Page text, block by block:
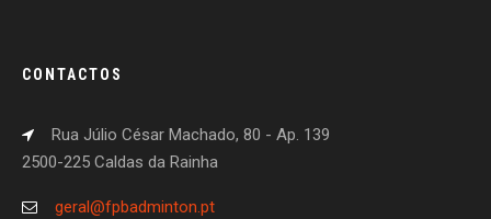
CONTACTOS
Rua Júlio César Machado, 80 - Ap. 139
2500-225 Caldas da Rainha
geral@fpbadminton.pt